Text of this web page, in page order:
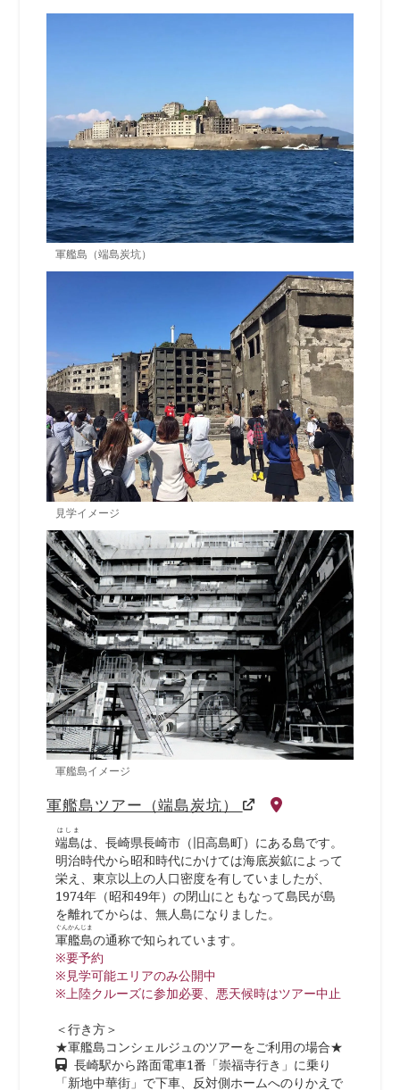
軍艦島（端島炭坑）
見学イメージ
軍艦島イメージ
軍艦島ツアー（端島炭坑）
端島
はしま
は、長崎県長崎市（旧高島町）にある島です。
明治時代から昭和時代にかけては海底炭鉱によって
栄え、東京以上の人口密度を有していましたが、
1974年（昭和49年）の閉山にともなって島民が島
を離れてからは、無人島になりました。
軍艦島
ぐんかんじま
の通称で知られています。
※要予約
※見学可能エリアのみ公開中
※上陸クルーズに参加必要、悪天候時はツアー中止
＜行き方＞
★軍艦島コンシェルジュのツアーをご利用の場合★
長崎駅から路面電車1番「崇福寺行き」に乗り
「新地中華街」で下車、反対側ホームへのりかえで